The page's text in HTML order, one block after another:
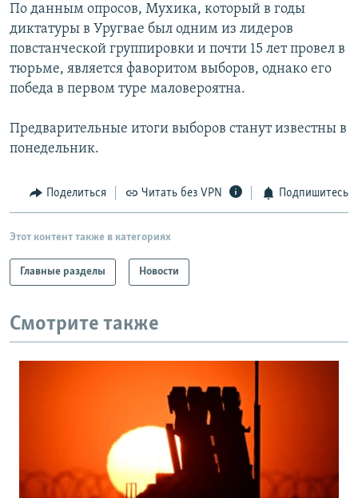
Все сайты РСЕ/РС
По данным опросов, Мухика, который в годы
диктатуры в Уругвае был одним из лидеров
повстанческой группировки и почти 15 лет провел в
тюрьме, является фаворитом выборов, однако его
победа в первом туре маловероятна.
Предварительные итоги выборов станут известны в
понедельник.
Поделиться Читать без VPN Подпишитесь
Этот контент также в категориях
Главные разделы Новости
Смотрите также